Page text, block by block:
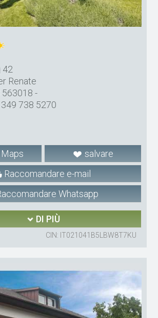
42
Renate
-
738 5270
salvare
Raccomandare e-mail
Whatsapp
DI PIÙ
CIN: IT021041B5LBW8T7KU